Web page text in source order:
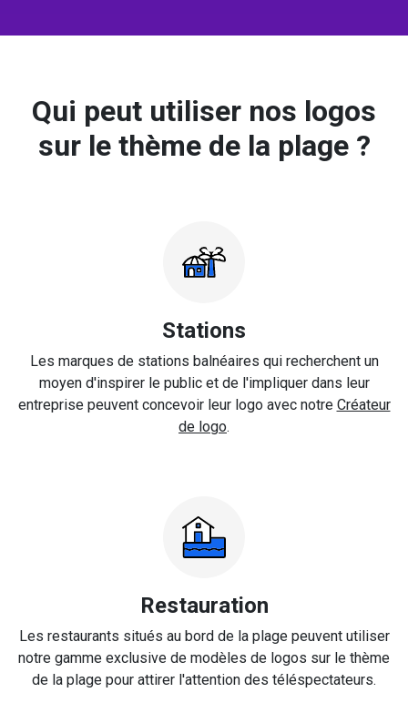
Qui peut utiliser nos logos
sur le thème de la plage ?
Stations
Les marques de stations balnéaires qui recherchent un
moyen d'inspirer le public et de l'impliquer dans leur
entreprise peuvent concevoir leur logo avec notre Créateur
de logo.
Restauration
Les restaurants situés au bord de la plage peuvent utiliser
notre gamme exclusive de modèles de logos sur le thème
de la plage pour attirer l'attention des téléspectateurs.